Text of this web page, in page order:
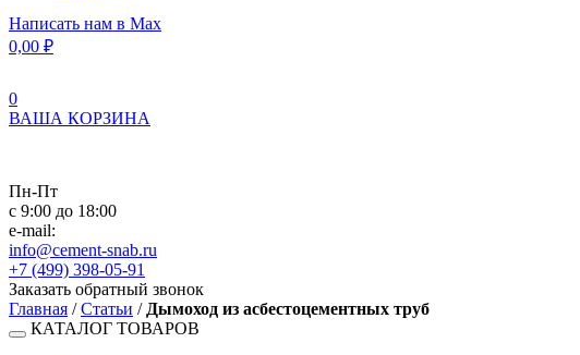
Написать нам в Max
0,00 ₽
0
ВАША КОРЗИНА
Пн-Пт
с 9:00 до 18:00
e-mail:
info@cement-snab.ru
+7 (499) 398-05-91
Заказать обратный звонок
Главная /Статьи / Дымоход из асбестоцементных труб
КАТАЛОГ ТОВАРОВ